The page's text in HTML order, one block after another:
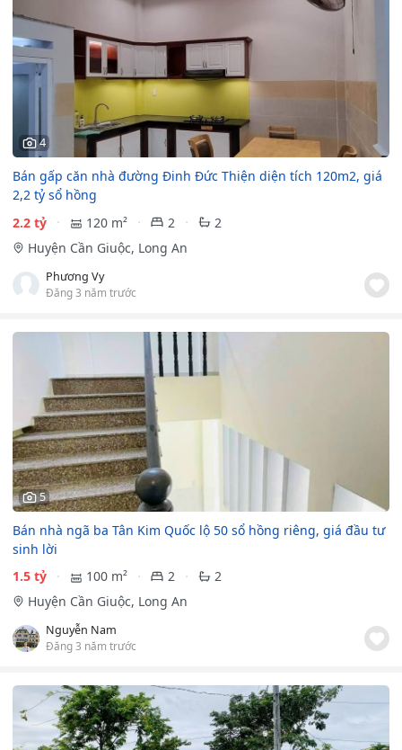
4
Bán gấp căn nhà đường Đinh Đức Thiện diện tích 120m2, giá
2,2 tỷ sổ hồng
2.2 tỷ
120 m² 2
2
Huyện Cần Giuộc, Long An
Phương Vy
Đăng 3 năm trước
5
Bán nhà ngã ba Tân Kim Quốc lộ 50 sổ hồng riêng, giá đầu tư
sinh lời
1.5 tỷ
100 m² 2
2
Huyện Cần Giuộc, Long An
Nguyễn Nam
Đăng 3 năm trước